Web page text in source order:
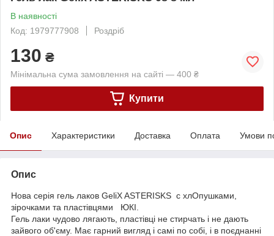
В наявності
Код: 1979777908
Роздріб
130 ₴
Мінімальна сума замовлення на сайті — 400 ₴
Купити
Опис Характеристики Доставка Оплата Умови
Опис
Нова серія гель лаков GeliX ASTERISKS с хлОпушками,
зірочками та пластівцями ЮКІ.
Гель лаки чудово лягають, пластівці не стирчать і не дають
зайвого об'єму. Має гарний вигляд і самі по собі, і в поєднанні